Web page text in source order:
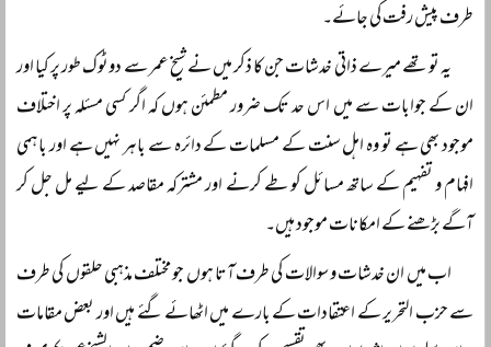
طرف پیش رفت کی جائے۔
یہ تو تھے میرے ذاتی خدشات جن کا ذکر میں نے شیخ عمر سے دوٹوک طور پر کیا اور
ان کے جوابات سے میں اس حد تک ضرور مطمئن ہوں کہ اگر کسی مسئلہ پر اختلاف
موجود بھی ہے تو وہ اہل سنت کے مسلمات کے دائرہ سے باہر نہیں ہے اور باہمی
افہام و تفہیم کے ساتھ مسائل کو طے کرنے اور مشترکہ مقاصد کے لیے مل جل کر
آگے بڑھنے کے امکانات موجود ہیں۔
اب میں ان خدشات و سوالات کی طرف آتا ہوں جو مختلف مذہبی حلقوں کی طرف
سے حزب التحریر کے اعتقادات کے بارے میں اٹھائے گئے ہیں اور بعض مقامات